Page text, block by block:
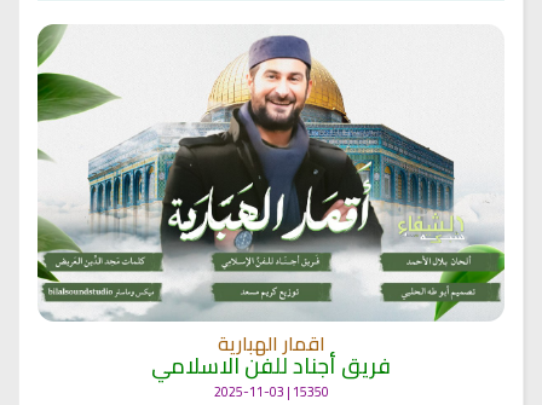
اقمار الهبارية
فريق أجناد للفن الاسلامي
15350 | 2025-11-03